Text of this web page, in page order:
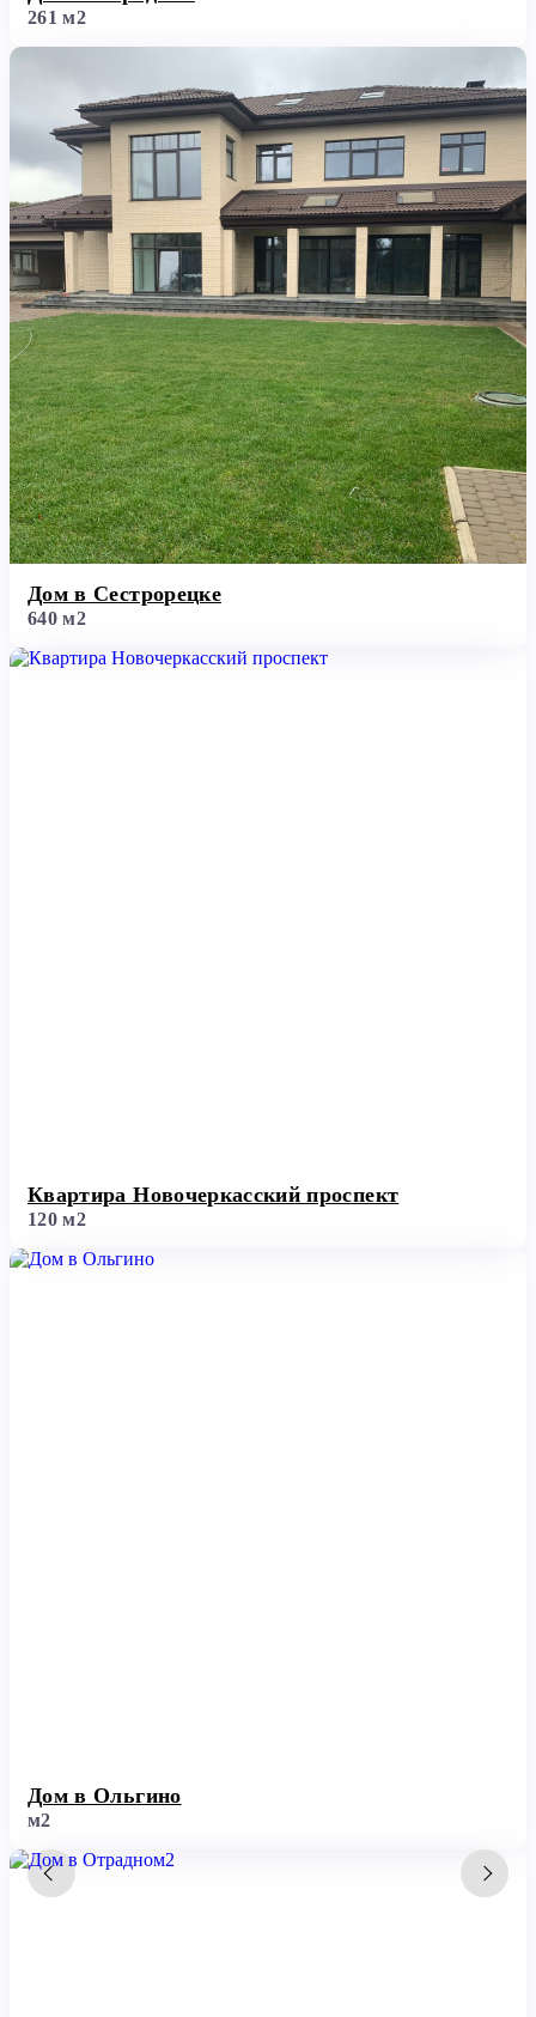
261 м2
Дом в Сестрорецке
640 м2
Квартира Новочеркасский проспект
120 м2
Дом в Ольгино
м2